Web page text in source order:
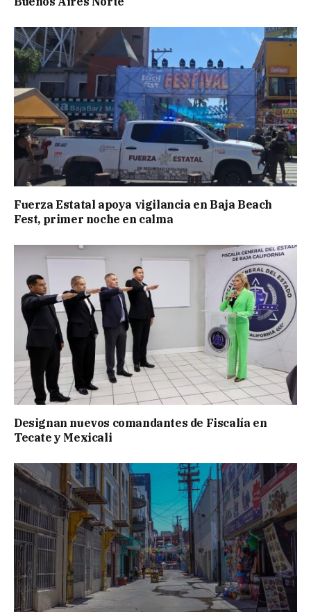
Fuerza Estatal apoya vigilancia en Baja Beach
Fest, primer noche en calma
Designan nuevos comandantes de Fiscalía en
Tecate y Mexicali